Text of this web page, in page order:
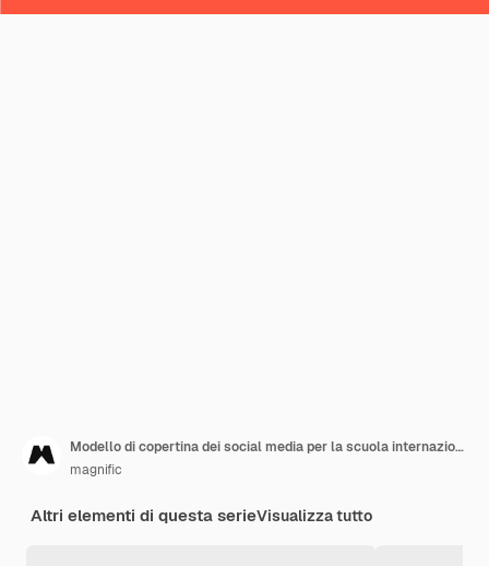
Modello di copertina dei social media per la scuola internazionale minima piatta
magnific
Altri elementi di questa serieVisualizza tutto